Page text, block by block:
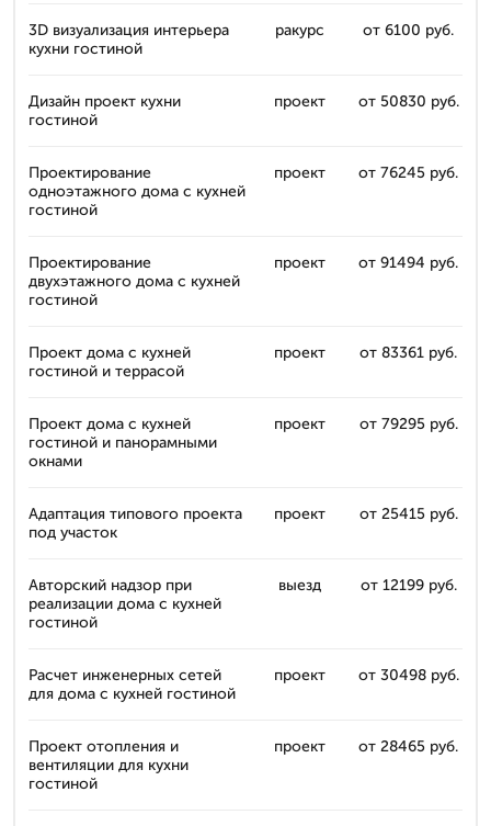
3D визуализация интерьера
кухни гостиной
ракурс от 6100 руб.
Дизайн проект кухни
гостиной
проект от 50830 руб.
Проектирование
одноэтажного дома с кухней
гостиной
проект от 76245 руб.
Проектирование
двухэтажного дома с кухней
гостиной
проект от 91494 руб.
Проект дома с кухней
гостиной и террасой
проект от 83361 руб.
Проект дома с кухней
гостиной и панорамными
окнами
проект от 79295 руб.
Адаптация типового проекта
под участок
проект от 25415 руб.
Авторский надзор при
реализации дома с кухней
гостиной
выезд от 12199 руб.
Расчет инженерных сетей
для дома с кухней гостиной
проект от 30498 руб.
Проект отопления и
вентиляции для кухни
гостиной
проект от 28465 руб.